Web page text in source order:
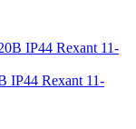
IP44 Rexant 11-